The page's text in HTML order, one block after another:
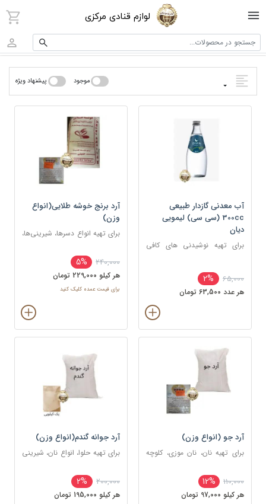
لوازم قنادی مرکزی
جستجو در محصولات...
موجود پیشنهاد ویژه
آب معدنی گازدار طبیعی
300cc (سی سی) لیمویی
دیان
برای تهیه نوشیدنی های کافی
65,000
2%
هر عدد 63,500 تومان
آرد برنج خوشه طلایی(انواع
وزن)
برای تهیه انواع دسرها، شیرینی‌ها،
240,000
5%
هر کيلو 229,000 تومان
برای قیمت عمده کلیک کنید
آرد جو (انواع وزن)
برای تهیه نان، نان موزی، کلوچه
110,000
12%
هر کيلو 97,000 تومان
آرد جوانه گندم(انواع وزن)
برای تهیه حلوا، انواع نان، شیرینی‌
200,000
2%
هر کيلو 195,000 تومان